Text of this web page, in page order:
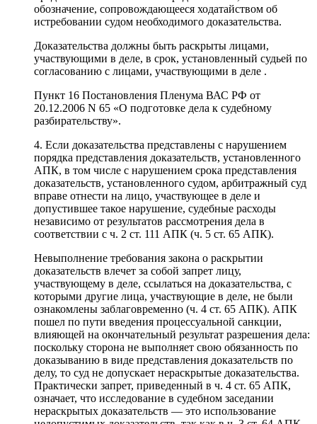
обозначение, сопровождающееся ходатайством об
истребовании судом необходимого доказательства.
Доказательства должны быть раскрыты лицами,
участвующими в деле, в срок, установленный судьей по
согласованию с лицами, участвующими в деле .
Пункт 16 Постановления Пленума ВАС РФ от
20.12.2006 N 65 «О подготовке дела к судебному
разбирательству».
4. Если доказательства представлены с нарушением
порядка представления доказательств, установленного
АПК, в том числе с нарушением срока представления
доказательств, установленного судом, арбитражный суд
вправе отнести на лицо, участвующее в деле и
допустившее такое нарушение, судебные расходы
независимо от результатов рассмотрения дела в
соответствии с ч. 2 ст. 111 АПК (ч. 5 ст. 65 АПК).
Невыполнение требования закона о раскрытии
доказательств влечет за собой запрет лицу,
участвующему в деле, ссылаться на доказательства, с
которыми другие лица, участвующие в деле, не были
ознакомлены заблаговременно (ч. 4 ст. 65 АПК). АПК
пошел по пути введения процессуальной санкции,
влияющей на окончательный результат разрешения дела:
поскольку сторона не выполняет свою обязанность по
доказыванию в виде представления доказательств по
делу, то суд не допускает нераскрытые доказательства.
Практически запрет, приведенный в ч. 4 ст. 65 АПК,
означает, что исследование в судебном заседании
нераскрытых доказательств — это использование